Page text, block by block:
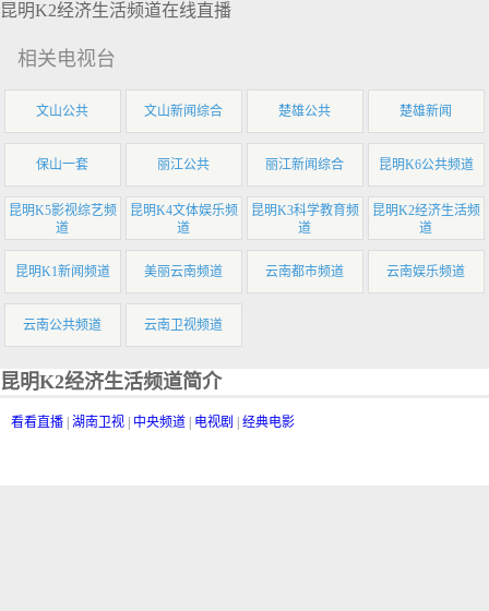
昆明K2经济生活频道在线直播
相关电视台
文山公共 文山新闻综合 楚雄公共 楚雄新闻
保山一套 丽江公共 丽江新闻综合 昆明K6公共频道
昆明K5影视综艺频
道
昆明K4文体娱乐频
道
昆明K3科学教育频
道
昆明K2经济生活频
道
昆明K1新闻频道 美丽云南频道 云南都市频道 云南娱乐频道
云南公共频道 云南卫视频道
昆明K2经济生活频道简介
看看直播 湖南卫视 中央频道 电视剧 经典电影